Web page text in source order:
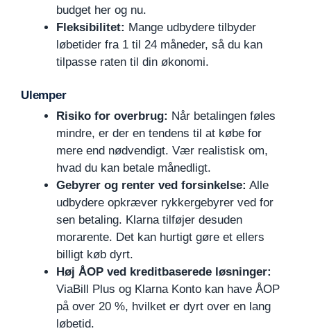
budget her og nu.
Fleksibilitet: Mange udbydere tilbyder
løbetider fra 1 til 24 måneder, så du kan
tilpasse raten til din økonomi.
Ulemper
Risiko for overbrug: Når betalingen føles
mindre, er der en tendens til at købe for
mere end nødvendigt. Vær realistisk om,
hvad du kan betale månedligt.
Gebyrer og renter ved forsinkelse: Alle
udbydere opkræver rykkergebyrer ved for
sen betaling. Klarna tilføjer desuden
morarente. Det kan hurtigt gøre et ellers
billigt køb dyrt.
Høj ÅOP ved kreditbaserede løsninger:
ViaBill Plus og Klarna Konto kan have ÅOP
på over 20 %, hvilket er dyrt over en lang
løbetid.